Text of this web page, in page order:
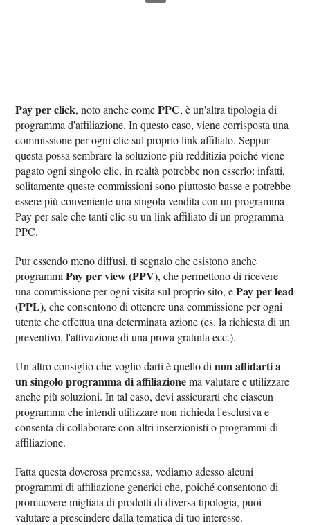
Pay per click, noto anche comePPC, è un'altra tipologia di
programma d'affiliazione. In questo caso, viene corrisposta una
commissione per ogni clic sul proprio link affiliato. Seppur
questa possa sembrare la soluzione più redditizia poiché viene
pagato ogni singolo clic, in realtà potrebbe non esserlo: infatti,
solitamente queste commissioni sono piuttosto basse e potrebbe
essere più conveniente una singola vendita con un programma
Pay per sale che tanti clic su un link affiliato di un programma
PPC.
Pur essendo meno diffusi, ti segnalo che esistono anche
programmiPay per view (PPV), che permettono di ricevere
una commissione per ogni visita sul proprio sito, ePay per lead
(PPL), che consentono di ottenere una commissione per ogni
utente che effettua una determinata azione (es. la richiesta di un
preventivo, l'attivazione di una prova gratuita ecc.).
Un altro consiglio che voglio darti è quello dinon affidarti a
un singolo programma di affiliazionema valutare e utilizzare
anche più soluzioni. In tal caso, devi assicurarti che ciascun
programma che intendi utilizzare non richieda l'esclusiva e
consenta di collaborare con altri inserzionisti o programmi di
affiliazione.
Fatta questa doverosa premessa, vediamo adesso alcuni
programmi di affiliazione generici che, poiché consentono di
promuovere migliaia di prodotti di diversa tipologia, puoi
valutare a prescindere dalla tematica di tuo interesse.